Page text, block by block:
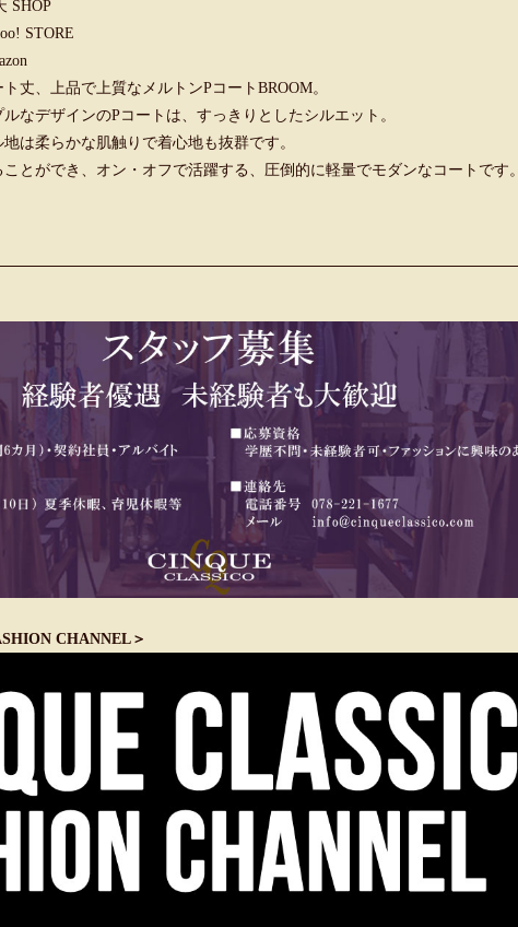
SHOP
STORE
丈、上品で上質なメルトンPコートBROOM。
なデザインのPコートは、すっきりとしたシルエット。
は柔らかな肌触りで着心地も抜群です。
とができ、オン・オフで活躍する、圧倒的に軽量でモダンなコートです。
CHANNEL＞